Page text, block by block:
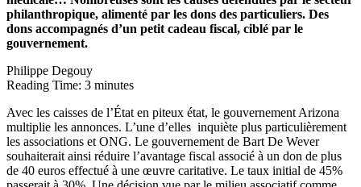
philanthropique, alimenté par les dons des particuliers. Des
dons accompagnés d’un petit cadeau fiscal, ciblé par le
gouvernement.
Philippe Degouy
Reading Time: 3 minutes
Avec les caisses de l’État en piteux état, le gouvernement Arizona
multiplie les annonces. L’une d’elles inquiète plus particulièrement
les associations et ONG. Le gouvernement de Bart De Wever
souhaiterait ainsi réduire l’avantage fiscal associé à un don de plus
de 40 euros effectué à une œuvre caritative. Le taux initial de 45%